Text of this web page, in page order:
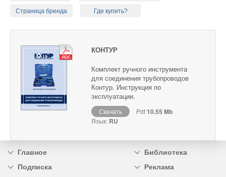
Страница бренда Где купить?
КОНТУР
Комплект ручного инструмента
для соединения трубопроводов
Контур. Инструкция по
эксплуатации.
Скачать Pdf10.55 Mb
Язык: RU
Главное
Библиотека
Подписка
Реклама